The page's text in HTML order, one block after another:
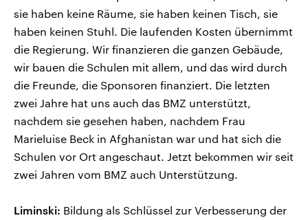
sie haben keine Räume, sie haben keinen Tisch, sie
haben keinen Stuhl. Die laufenden Kosten übernimmt
die Regierung. Wir finanzieren die ganzen Gebäude,
wir bauen die Schulen mit allem, und das wird durch
die Freunde, die Sponsoren finanziert. Die letzten
zwei Jahre hat uns auch das BMZ unterstützt,
nachdem sie gesehen haben, nachdem Frau
Marieluise Beck in Afghanistan war und hat sich die
Schulen vor Ort angeschaut. Jetzt bekommen wir seit
zwei Jahren vom BMZ auch Unterstützung.
Liminski: Bildung als Schlüssel zur Verbesserung der